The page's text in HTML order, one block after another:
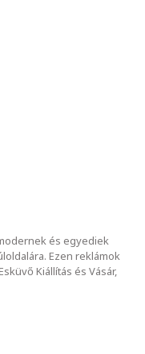
és egyediek
Ezen reklámok
Kiállítás és Vásár,